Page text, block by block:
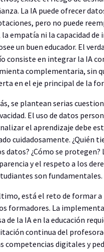
La IA puede ofrecer
pero no puede
la empatía ni la capacidad de
un buen educador. El
consiste en integrar la IA
complementaria, sin
en el eje principal de la
se plantean serias
El uso de datos
el aprendizaje debe
cuidadosamente. ¿Quién
datos? ¿Cómo se protegen?
y el respeto a los
son fundamentales.
está el reto de formar a
formadores. La
de la IA en la educación
continua del
competencias digitales y